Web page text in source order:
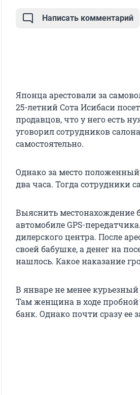
Написать комментарий
Японца арестовали за
25-летний Сота Исибаси
продавцов, что у него есть
уговорил сотрудников
самостоятельно.
Однако за место положенный
два часа. Тогда сотрудники
Выяснить местонахождение
автомобиле GPS-
дилерского центра. После
своей бабушке, а денег на
нашлось. Какое наказание
В январе не менее
Там женщина в ходе пробной
банк. Однако почти сразу ее